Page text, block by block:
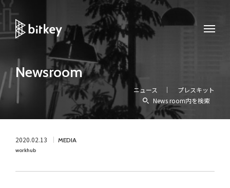
Newsroom
ニュース
プレスキット
News room内を検索
2020.02.13 MEDIA
workhub